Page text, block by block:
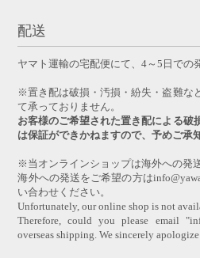
配送
ヤマト運輸の宅配便にて、4～5日での
※置き配は破損・汚損・紛失・盗難な
て承っておりません。
お客様のご希望された置き配による破
は保証ができかねますので、予めご承
※当オンラインショップは海外への発
海外への発送をご希望の方は
い合わせください。
Unfortunately, our online shop is not
Therefore, could you please email
overseas shipping. We sincerely